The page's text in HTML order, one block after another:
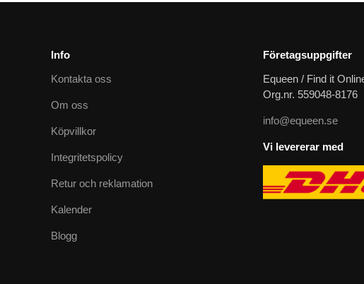
Info
Kontakta oss
Om oss
Köpvillkor
Integritetspolicy
Retur och reklamation
Kalender
Blogg
Företagsuppgifter
Equeen / Find it
Org.nr. 559048-8176
info@equeen.se
Vi levererar med